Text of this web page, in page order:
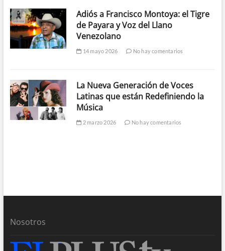
Adiós a Francisco Montoya: el Tigre
de Payara y Voz del Llano
Venezolano
14 mayo 2026 No hay comentarios
La Nueva Generación de Voces
Latinas que están Redefiniendo la
Música
2 marzo 2026 No hay comentarios
Nosotros